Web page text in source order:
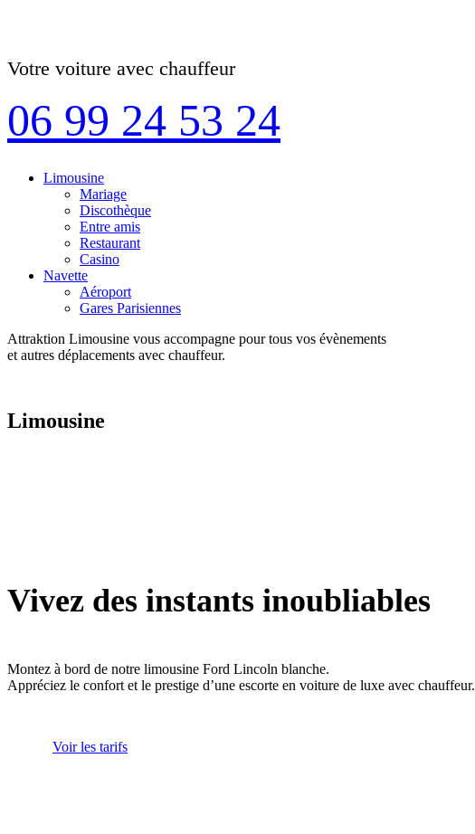
Votre voiture avec chauffeur
06 99 24 53 24
Limousine
Mariage
Discothèque
Entre amis
Restaurant
Casino
Navette
Aéroport
Gares Parisiennes
Attraktion Limousine vous accompagne pour tous vos évènements
et autres déplacements avec chauffeur.
Limousine
Vivez des instants inoubliables
Montez à bord de notre limousine Ford Lincoln blanche.
Appréciez le confort et le prestige d’une escorte en voiture de luxe avec chauffeur.
Voir les tarifs